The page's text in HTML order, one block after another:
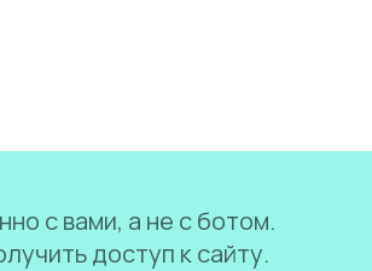
с вами, а не с ботом.
доступ к сайту.